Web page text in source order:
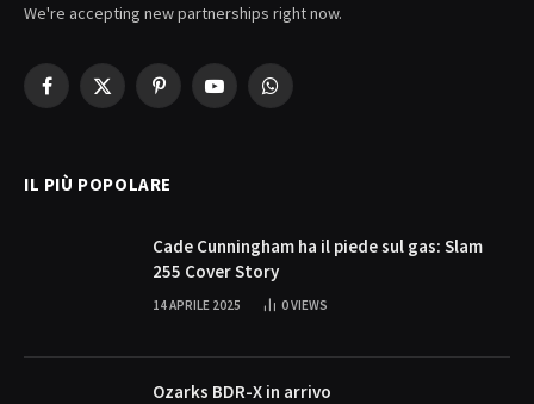
We're accepting new partnerships right now.
Facebook
X
PinterestYouTubeWhatsApp
IL PIÙ POPOLARE
Cade Cunningham ha il piede sul gas: Slam
255 Cover Story
14 APRILE 2025 0VIEWS
Ozarks BDR-X in arrivo